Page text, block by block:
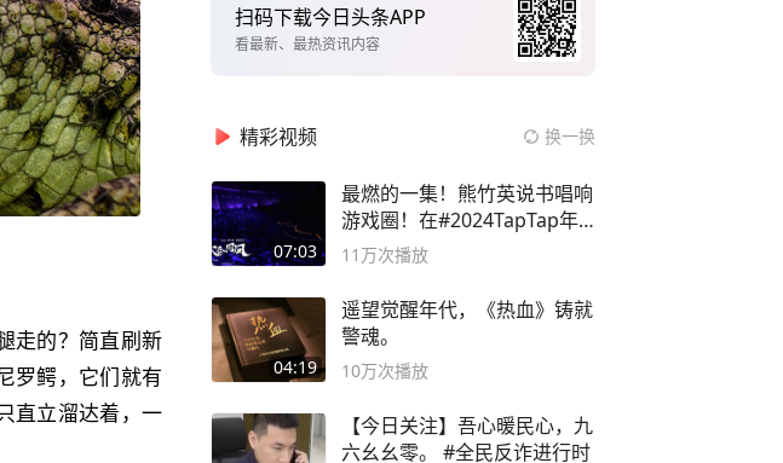
走的？简直刷新
罗鳄，它们就有
直立溜达着，一
扫码下载今日头条APP
看最新、最热资讯内容
精彩视频 换一换
07:03
最燃的一集！熊竹英说书唱响
游戏圈！在#2024TapTap年
度游戏大赏
11万次播放
04:19
遥望觉醒年代，《热血》铸就
警魂。
10万次播放
【今日关注】吾心暖民心，九
六幺幺零。 #全民反诈进行时